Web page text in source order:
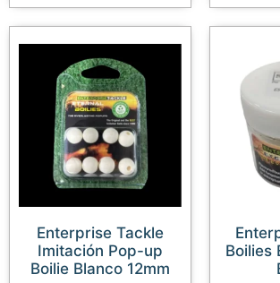
Enterprise Tackle
Imitación Pop-up
Boilie Blanco 12mm
Enterprise Eternal
Boilies